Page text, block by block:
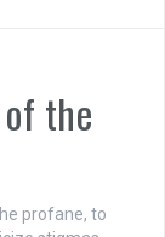
the
profane, to